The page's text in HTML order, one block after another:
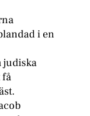
i en
judiska
få